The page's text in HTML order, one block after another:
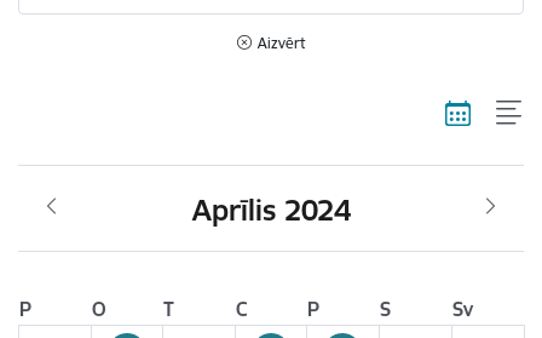
Aizvērt
Aprīlis 2024
P O T C P S
Sv